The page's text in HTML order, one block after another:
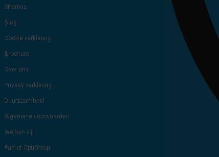
Sitemap
Blog
Cookie verklaring
Brochure
Over ons
Privacy verklaring
Duurzaamheid
Algemene voorwaarden
Werken bij
Part of OptiGroup